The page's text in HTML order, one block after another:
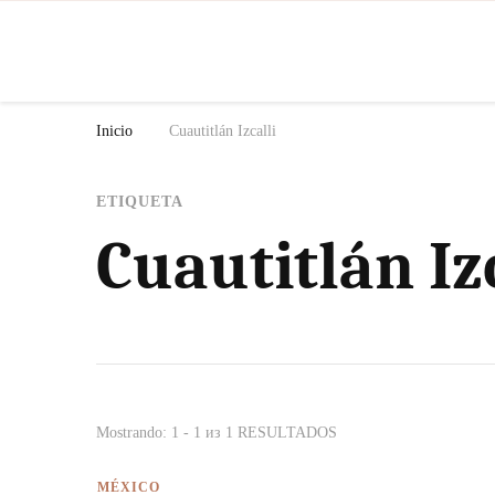
Inicio Cuautitlán Izcalli
ETIQUETA
Cuautitlán
Mostrando: 1 - 1 из 1 RESULTADOS
MÉXICO